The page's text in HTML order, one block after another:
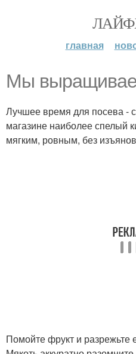
главная
Мы
Лучшее время для посева -
магазине наиболее спелый
мягким, ровным, без
Помойте фрукт и разрежьте